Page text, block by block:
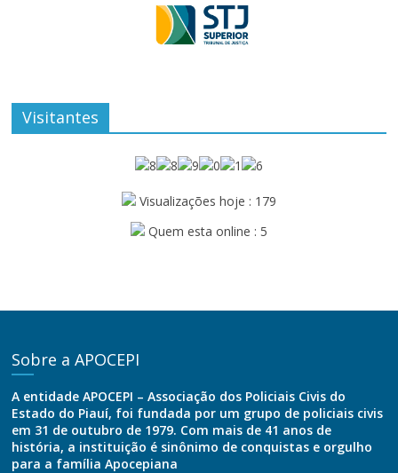
Visitantes
Visualizações hoje : 179
Quem esta online : 5
Sobre a APOCEPI
A entidade APOCEPI – Associação dos Policiais Civis do
Estado do Piauí, foi fundada por um grupo de policiais civis
em 31 de outubro de 1979. Com mais de 41 anos de
história, a instituição é sinônimo de conquistas e orgulho
para a família Apocepiana